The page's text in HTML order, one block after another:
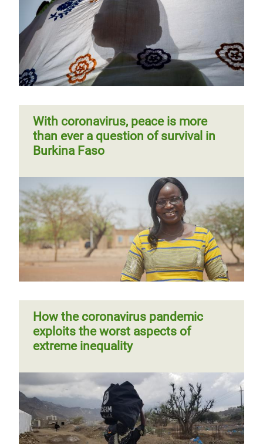
With coronavirus, peace is more
than ever a question of survival in
Burkina Faso
How the coronavirus pandemic
exploits the worst aspects of
extreme inequality